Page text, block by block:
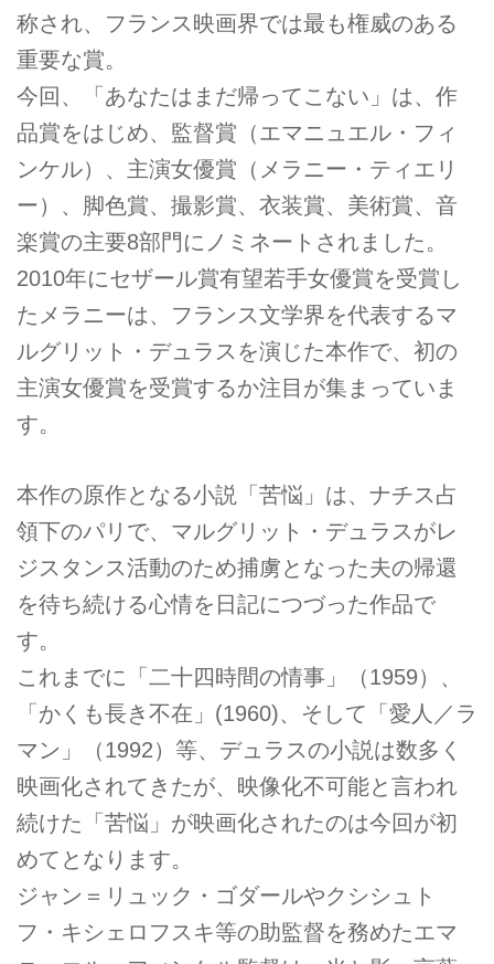
称され、フランス映画界では最も権威のある
重要な賞。
今回、「あなたはまだ帰ってこない」は、作
品賞をはじめ、監督賞（エマニュエル・フィ
ンケル）、主演女優賞（メラニー・ティエリ
ー）、脚色賞、撮影賞、衣装賞、美術賞、音
楽賞の主要8部門にノミネートされました。
2010年にセザール賞有望若手女優賞を受賞し
たメラニーは、フランス文学界を代表するマ
ルグリット・デュラスを演じた本作で、初の
主演女優賞を受賞するか注目が集まっていま
す。
本作の原作となる小説「苦悩」は、ナチス占
領下のパリで、マルグリット・デュラスがレ
ジスタンス活動のため捕虜となった夫の帰還
を待ち続ける心情を日記につづった作品で
す。
これまでに「二十四時間の情事」（1959）、
「かくも長き不在」(1960)、そして「愛人／ラ
マン」（1992）等、デュラスの小説は数多く
映画化されてきたが、映像化不可能と言われ
続けた「苦悩」が映画化されたのは今回が初
めてとなります。
ジャン＝リュック・ゴダールやクシシュト
フ・キシェロフスキ等の助監督を務めたエマ